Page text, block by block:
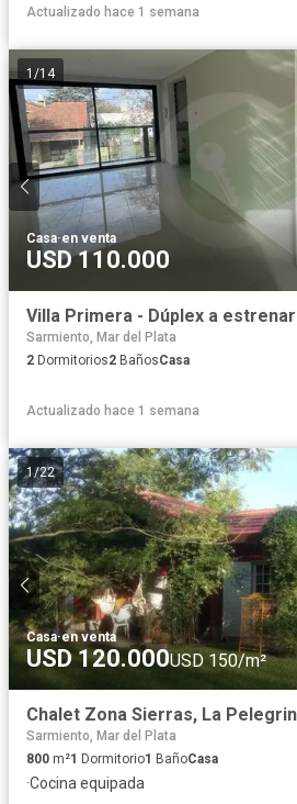
Actualizado hace 1 semana
1 /14
Casa·en venta
USD 110.000
Villa Primera - Dúplex a
Sarmiento, Mar del Plata
2 Dormitorios2 BañosCasa
Actualizado hace 1 semana
1/22
Casa·en venta
USD 120.000USD 150/m²
Chalet Zona Sierras, La
Sarmiento, Mar del Plata
800 m²1 Dormitorio1 BañoCasa
·Cocina equipada